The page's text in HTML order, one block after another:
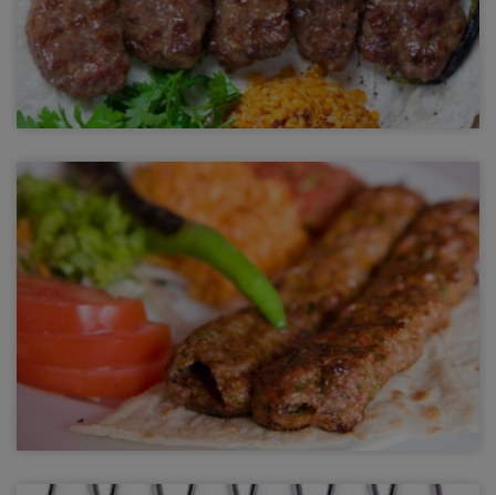
Mevsim salatası şle birlikte ızgarada ateşle bütünleşen nefis
ızgara köfte